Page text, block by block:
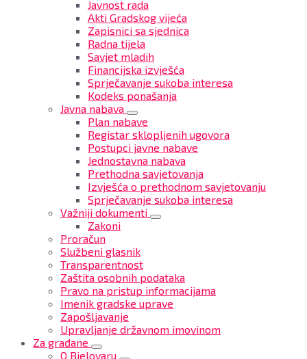
Javnost rada
Akti Gradskog vijeća
Zapisnici sa sjednica
Radna tijela
Savjet mladih
Financijska izvješća
Sprječavanje sukoba interesa
Kodeks ponašanja
Javna nabava
Plan nabave
Registar sklopljenih ugovora
Postupci javne nabave
Jednostavna nabava
Prethodna savjetovanja
Izvješća o prethodnom savjetovanju
Sprječavanje sukoba interesa
Važniji dokumenti
Zakoni
Proračun
Službeni glasnik
Transparentnost
Zaštita osobnih podataka
Pravo na pristup informacijama
Imenik gradske uprave
Zapošljavanje
Upravljanje državnom imovinom
Za građane
O Bjelovaru